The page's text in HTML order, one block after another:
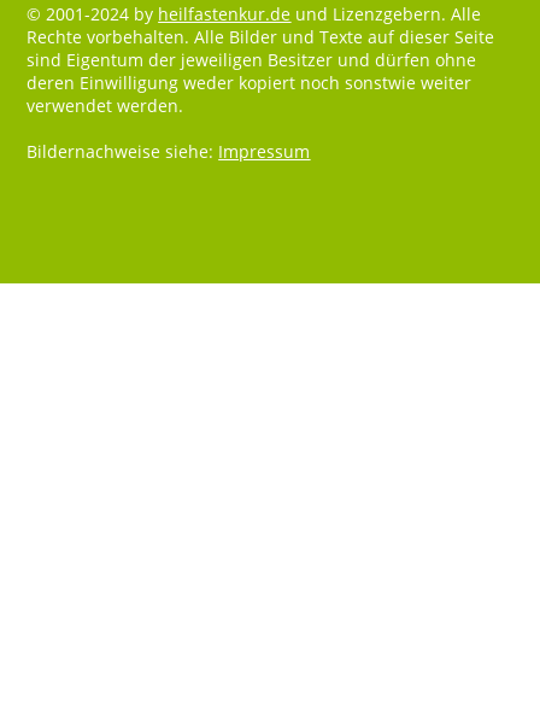
© 2001-2024 by heilfastenkur.de und Lizenzgebern. Alle
Rechte vorbehalten. Alle Bilder und Texte auf dieser Seite
sind Eigentum der jeweiligen Besitzer und dürfen ohne
deren Einwilligung weder kopiert noch sonstwie weiter
verwendet werden.
Bildernachweise siehe: Impressum